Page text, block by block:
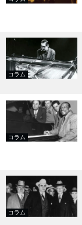
コラム
コラム
コラム